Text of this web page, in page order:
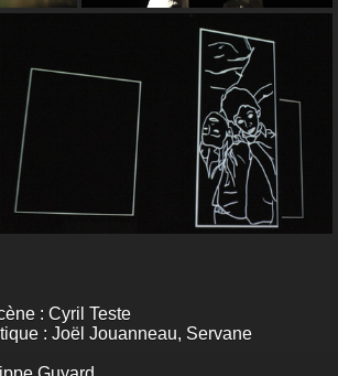
: Cyril Teste
: Joël Jouanneau, Servane